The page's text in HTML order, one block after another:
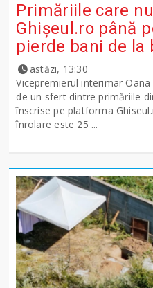
Primăriile care
Ghişeul.ro până
pierde bani de la
astăzi, 13:30
Vicepremierul interimar
de un sfert dintre primăriile
înscrise pe platforma
înrolare este 25 ...